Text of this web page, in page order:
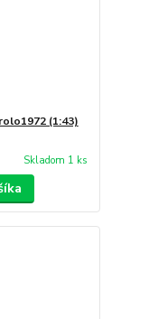
(1:43)
Skladom 1 ks